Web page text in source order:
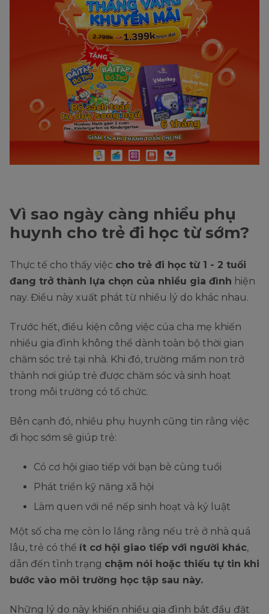
Vì sao ngày càng nhiều phụ
huynh cho trẻ đi học từ sớm?
Thực tế cho thấy việc cho trẻ đi học từ 1 - 2 tuổi
đang trở thành lựa chọn của nhiều gia đình hiện
nay. Điều này xuất phát từ nhiều lý do khác nhau.
Trước hết, điều kiện công việc của cha mẹ khiến
nhiều gia đình không thể dành toàn bộ thời gian
chăm sóc trẻ tại nhà. Khi đó, trường mầm non trở
thành nơi giúp trẻ được chăm sóc và sinh hoạt
trong môi trường có tổ chức.
Bên cạnh đó, nhiều phụ huynh cũng tin rằng việc
đi học sớm sẽ giúp trẻ:
Có cơ hội giao tiếp với bạn bè cùng tuổi
Phát triển kỹ năng xã hội
Làm quen với nề nếp sinh hoạt và kỷ luật
Một số cha mẹ còn lo lắng rằng nếu trẻ ở nhà quá
lâu, trẻ có thể ít cơ hội giao tiếp với người khác,
dẫn đến tình trạng chậm nói hoặc thiếu tự tin khi
bước vào môi trường học tập sau này.
Những lý do này khiến nhiều gia đình bắt đầu đặt